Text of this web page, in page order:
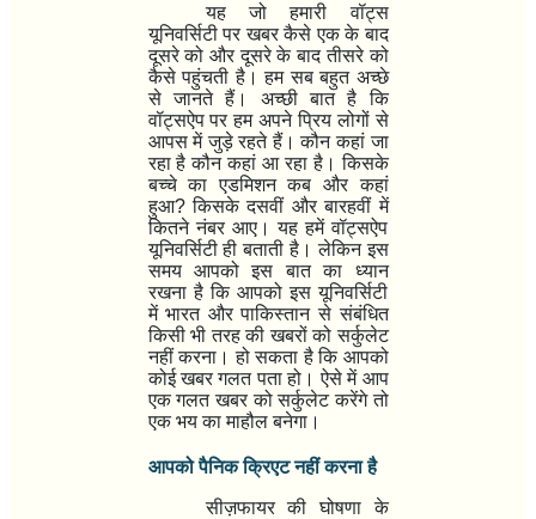
यह जो हमारी वॉट्स
यूनिवर्सिटी पर खबर कैसे एक के बाद
दूसरे को और दूसरे के बाद तीसरे को
कैसे पहुंचती है। हम सब बहुत अच्छे
से जानते हैं। अच्छी बात है कि
वॉट्सऐप पर हम अपने प्रिय लोगों से
आपस में जुड़े रहते हैं। कौन कहां जा
रहा है कौन कहां आ रहा है। किसके
बच्चे का एडमिशन कब और कहां
हुआ?किसके दसवीं और बारहवीं में
कितने नंबर आए। यह हमें वॉट्सऐप
यूनिवर्सिटी ही बताती है। लेकिन इस
समय आपको इस बात का ध्यान
रखना है कि आपको इस यूनिवर्सिटी
में भारत और पाकिस्तान से संबंधित
किसी भी तरह की खबरों को सर्कुलेट
नहीं करना। हो सकता है कि आपको
कोई खबर गलत पता हो। ऐसे में आप
एक गलत खबर को सर्कुलेट करेंगे तो
एक भय का माहौल बनेगा।
आपको पैनिक क्रिएट नहीं करना है
सीज़फायर की घोषणा के